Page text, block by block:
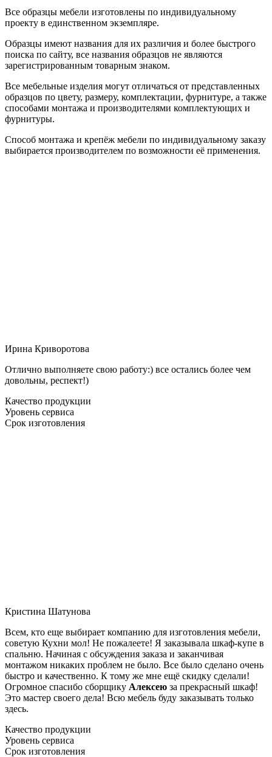
Все образцы мебели изготовлены по индивидуальному
проекту в единственном экземпляре.
Образцы имеют названия для их различия и более быстрого
поиска по сайту, все названия образцов не являются
зарегистрированным товарным знаком.
Все мебельные изделия могут отличаться от представленных
образцов по цвету, размеру, комплектации, фурнитуре, а также
способами монтажа и производителями комплектующих и
фурнитуры.
Способ монтажа и крепёж мебели по индивидуальному заказу
выбирается производителем по возможности её применения.
Ирина Криворотова
Отлично выполняете свою работу:) все остались более чем
довольны, респект!)
Качество продукции
Уровень сервиса
Срок изготовления
Кристина Шатунова
Всем, кто еще выбирает компанию для изготовления мебели,
советую Кухни мол! Не пожалеете! Я заказывала шкаф-купе в
спальню. Начиная с обсуждения заказа и заканчивая
монтажом никаких проблем не было. Все было сделано очень
быстро и качественно. К тому же мне ещё скидку сделали!
Огромное спасибо сборщику Алексею за прекрасный шкаф!
Это мастер своего дела! Всю мебель буду заказывать только
здесь.
Качество продукции
Уровень сервиса
Срок изготовления